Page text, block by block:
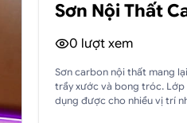
Sơn Nội Thất
0 lượt xem
Sơn carbon nội thất mang
trầy xước và bong tróc.
dụng được cho nhiều vị trí